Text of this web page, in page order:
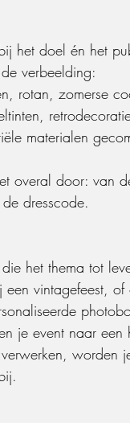
het doel én het
verbeelding:
rotan, zomerse
materialen
overal door: van
dresscode.
het thema tot
vintagefeest,
je event naar een
worden